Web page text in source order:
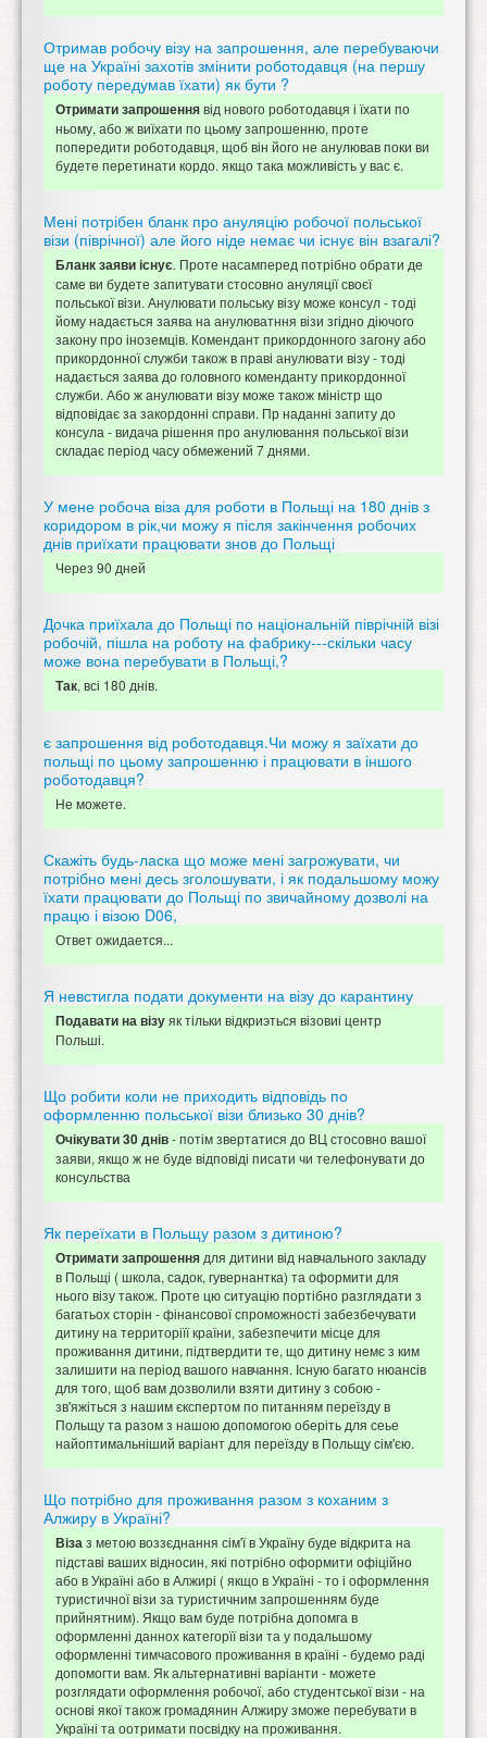
Отримав робочу візу на запрошення, але перебуваючи
ще на Україні захотів змінити роботодавця (на першу
роботу передумав їхати) як бути ?
Отримати запрошеннявід нового роботодавця і їхати по
ньому, або ж виїхати по цьому запрошенню, проте
попередити роботодавця, щоб він його не анулював поки ви
будете перетинати кордо. якщо така можливість у вас є.
Мені потрібен бланк про ануляцію робочої польської
візи (піврічної) але його ніде немає чи існує він взагалі?
Бланк заяви існує. Проте насамперед потрібно обрати де
саме ви будете запитувати стосовно ануляції своєї
польської візи. Анулювати польську візу може консул - тоді
йому надається заява на анулюватння візи згідно діючого
закону про іноземців. Комендант прикордонного загону або
прикордонної служби також в праві анулювати візу - тоді
надається заява до головного коменданту прикордонної
служби. Або ж анулювати візу може також міністр що
відповідає за закордонні справи. Пр наданні запиту до
консула - видача рішення про анулювання польської візи
складає період часу обмежений 7 днями.
У мене робоча віза для роботи в Польщі на 180 днів з
коридором в рік,чи можу я після закінчення робочих
днів приїхати працювати знов до Польщі
Через 90 дней
Дочка приїхала до Польщі по національній піврічній візі
робочій, пішла на роботу на фабрику---скільки часу
може вона перебувати в Польщі,?
Так, всі 180 днів.
є запрошення від роботодавця.Чи можу я заїхати до
польщі по цьому запрошенню і працювати в іншого
роботодавця?
Не можете.
Скажіть будь-ласка що може мені загрожувати, чи
потрібно мені десь зголошувати, і як подальшому можу
їхати працювати до Польщі по звичайному дозволі на
працю і візою D06,
Ответ ожидается...
Я невстигла подати документи на візу до карантину
Подавати на візуяк тільки відкриэться візовиі центр
Польші.
Що робити коли не приходить відповідь по
оформленню польської візи близько 30 днів?
Очікувати 30 днів- потім звертатися до ВЦ стосовно вашої
заяви, якщо ж не буде відповіді писати чи телефонувати до
консульства
Як переїхати в Польщу разом з дитиною?
Отримати запрошення для дитини від навчального закладу
в Польщі ( школа, садок, гувернантка) та оформити для
нього візу також. Проте цю ситуацію портібно разглядати з
багатьох сторін - фінансової спроможності забезбечувати
дитину на территоріїї країни, забезпечити місце для
проживання дитини, підтвердити те, що дитину немє з ким
залишити на період вашого навчання. Існую багато нюансів
для того, щоб вам дозволили взяти дитину з собою -
зв'яжіться з нашим єкспертом по питанням переїзду в
Польщу та разом з нашою допомогою оберіть для сеье
найоптимальніший варіант для переїзду в Польщу сім'єю.
Що потрібно для проживання разом з коханим з
Алжиру в Україні?
Візаз метою воззєднання сім'ї в Україну буде відкрита на
підставі ваших відносин, які потрібно оформити офіційно
або в Україні або в Алжирі ( якщо в Україні - то і оформлення
туристичної візи за туристичним запрошенням буде
прийнятним). Якщо вам буде потрібна допомга в
оформленні даннох категорїї візи та у подальшому
оформленні тимчасового проживання в країні - будемо раді
допомогти вам. Як альтернативні варіанти - можете
розглядати оформлення робочої, або студентської візи - на
основі якої також громадянин Алжиру зможе перебувати в
Україні та оотримати посвідку на проживання.